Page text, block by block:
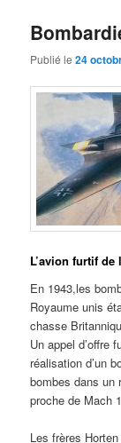
Publié le24
L’avion furtif de
En 1943,les
Royaume unis
chasse
Un appel d’offre
réalisation d’un
bombes dans un
proche de Mach 1
Les frères